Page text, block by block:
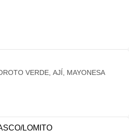
VERDE, AJÍ, MAYONESA
LOMITO